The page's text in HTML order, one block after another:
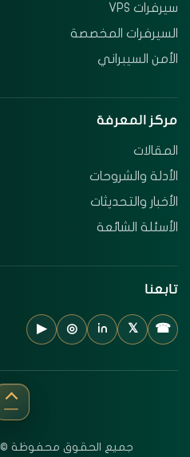
سيرفرات VPS
السيرفرات المخصصة
الأمن السيبراني
مركز المعرفة
المقالات
الأدلة والشروحات
الأخبار والتحديثات
الأسئلة الشائعة
تابعنا
☎
𝕏
in
◎
▶
جميع الحقوق محفوظة © 2026 المحترف العربي